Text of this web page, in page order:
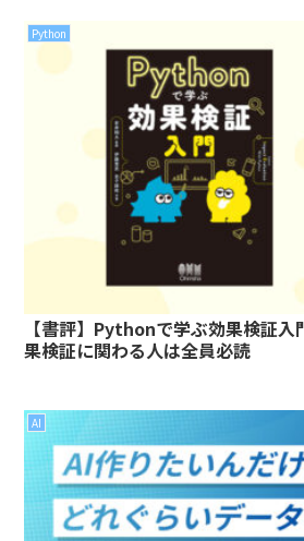
Python
【書評】Pythonで学ぶ効果検証入
果検証に関わる人は全員必読
AI